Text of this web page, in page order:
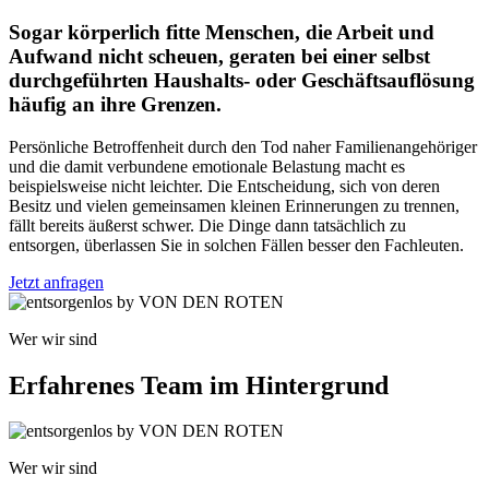
Sogar körperlich fitte Menschen, die Arbeit und
Aufwand nicht scheuen, geraten bei einer selbst
durchgeführten Haushalts- oder Geschäftsauflösung
häufig an ihre Grenzen.
Persönliche Betroffenheit durch den Tod naher Familienangehöriger
und die damit verbundene emotionale Belastung macht es
beispielsweise nicht leichter. Die Entscheidung, sich von deren
Besitz und vielen gemeinsamen kleinen Erinnerungen zu trennen,
fällt bereits äußerst schwer. Die Dinge dann tatsächlich zu
entsorgen, überlassen Sie in solchen Fällen besser den Fachleuten.
Jetzt anfragen
Wer wir sind
Erfahrenes Team im Hintergrund
Wer wir sind